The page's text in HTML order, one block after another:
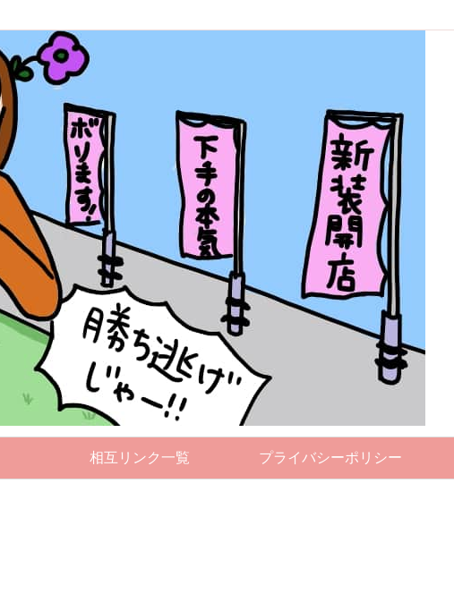
相互リンク一覧 プライバシーポリシー